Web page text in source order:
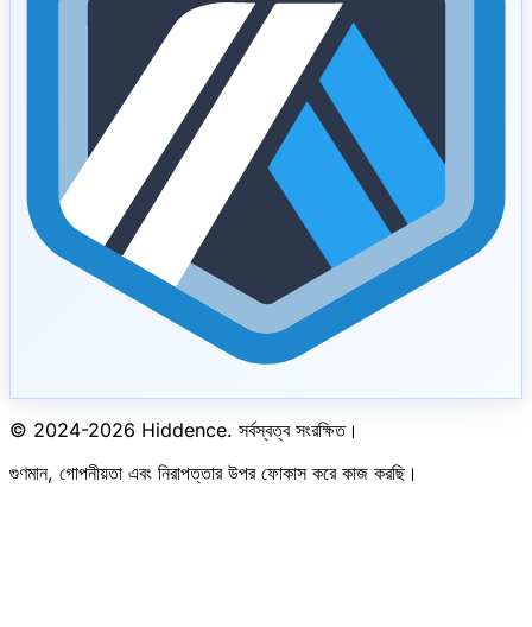
© 2024-2026 Hiddence. সর্বস্বত্ব সংরক্ষিত।
গুণমান, গোপনীয়তা এবং নিরাপত্তার উপর ফোকাস করে কাজ করছি।